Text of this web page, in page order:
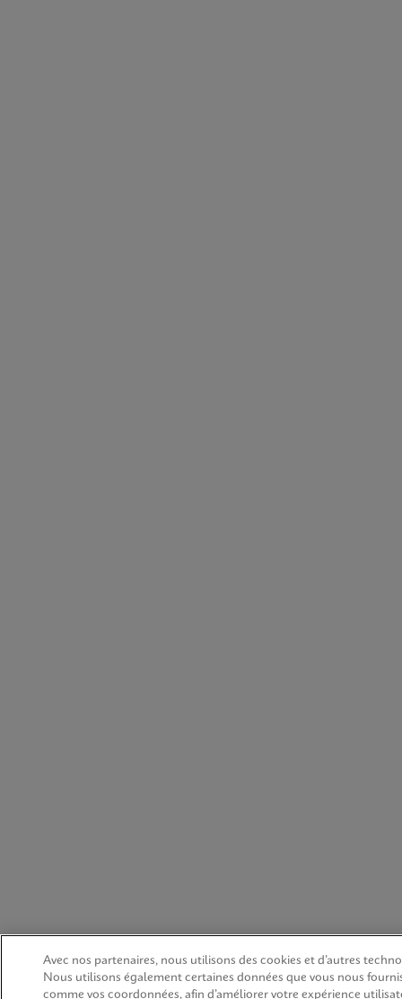
Avec nos partenaires, nous utilisons des cookies et d’autres
Nous utilisons également certaines données que vous nous
comme vos coordonnées, afin d’améliorer votre expérience